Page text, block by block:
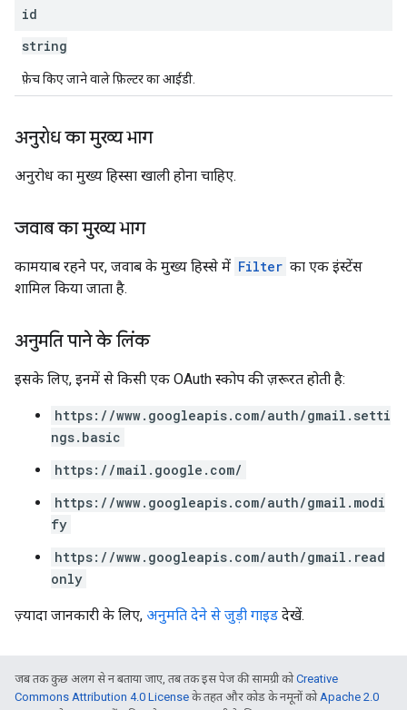
id
string
फ़ेच किए जाने वाले फ़िल्टर का आईडी.
अनुरोध का मुख्य भाग
अनुरोध का मुख्य हिस्सा खाली होना चाहिए.
जवाब का मुख्य भाग
कामयाब रहने पर, जवाब के मुख्य हिस्से में Filter का एक इंस्टेंस
शामिल किया जाता है.
अनुमति पाने के लिंक
इसके लिए, इनमें से किसी एक OAuth स्कोप की ज़रूरत होती है:
https://www.googleapis.com/auth/gmail.setti
ngs.basic
https://mail.google.com/
https://www.googleapis.com/auth/gmail.modi
fy
https://www.googleapis.com/auth/gmail.read
only
ज़्यादा जानकारी के लिए, अनुमति देने से जुड़ी गाइड देखें.
जब तक कुछ अलग से न बताया जाए, तब तक इस पेज की सामग्री कोCreative
Commons Attribution 4.0 License के तहत और कोड के नमूनों कोApache 2.0